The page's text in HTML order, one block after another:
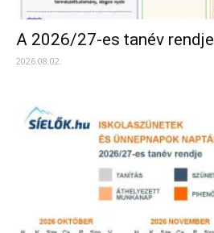
A 2026/27-es tanév rendje
2026.08.02.